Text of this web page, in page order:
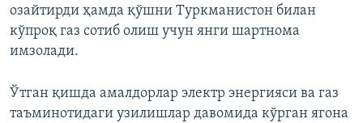
озайтирди ҳамда қўшни Туркманистон билан
кўпроқ газ сотиб олиш учун янги шартнома
имзолади.
Ўтган қишда амалдорлар электр энергияси ва газ
таъминотидаги узилишлар давомида кўрган ягона